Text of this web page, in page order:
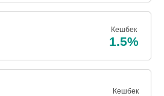
Кешбек
1.5%
Кешбек